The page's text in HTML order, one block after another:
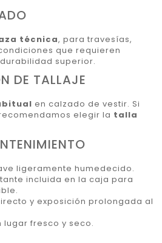
técnica, para travesías,
que requieren
superior.
DE TALLAJE
en calzado de vestir. Si
elegir la talla
ligeramente humedecido.
incluida en la caja para
y exposición prolongada al
lugar fresco y seco.